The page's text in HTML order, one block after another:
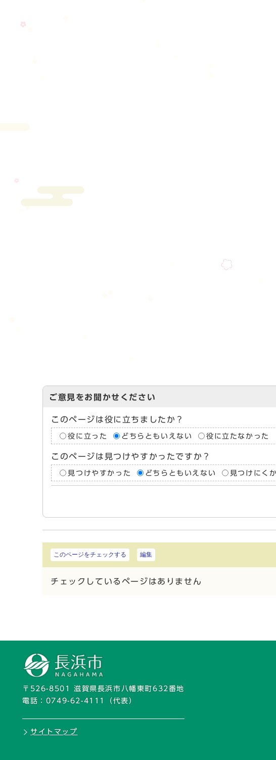
ご意見をお聞かせください
このページは役に立ちましたか？
役に立った どちらともいえない 役に立たなかった
このページは見つけやすかったですか？
見つけやすかった どちらともいえない 見つけにく
このページをチェックする 編集
チェックしているページはありません
〒526-8501 滋賀県長浜市八幡東町632番地
電話： 0749-62-4111 （代表）
サイトマップ